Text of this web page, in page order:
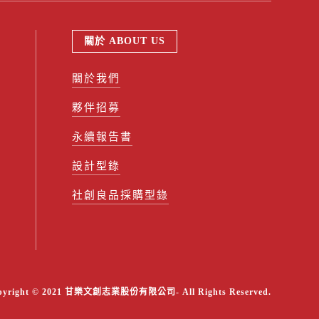
關於 ABOUT US
關於我們
夥伴招募
永續報告書
設計型錄
社創良品採購型錄
© 2021 甘樂文創志業股份有限公司- All Rights Reserved.